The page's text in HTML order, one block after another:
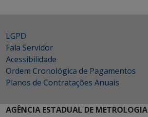
LGPD
Fala Servidor
Acessibilidade
Ordem Cronológica de Pagamentos
Planos de Contratações Anuais
AGÊNCIA ESTADUAL DE METROLOGIA